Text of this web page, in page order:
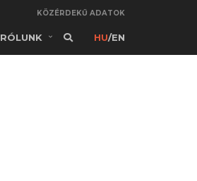
KÖZÉRDEKŰ ADATOK
RÓLUNK HU/EN